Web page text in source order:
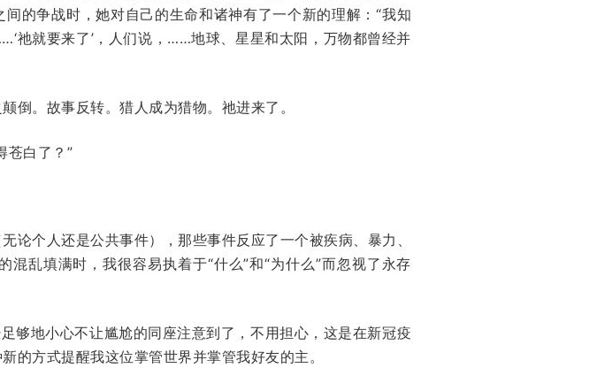
的争战时，她对自己的生命和诸神有了一个新的理解：“我知
祂就要来了’，人们说，……地球、星星和太阳，万物都曾经并
倒。故事反转。猎人成为猎物。祂进来了。
苍白了？”
论个人还是公共事件），那些事件反应了一个被疾病、暴力、
乱填满时，我很容易执着于“什么”和“为什么”而忽视了永存
够地小心不让尴尬的同座注意到了，不用担心，这是在新冠疫
的方式提醒我这位掌管世界并掌管我好友的主。